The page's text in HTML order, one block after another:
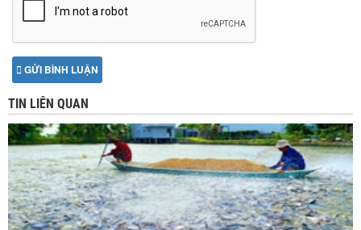
GỬI BÌNH LUẬN
TIN LIÊN QUAN